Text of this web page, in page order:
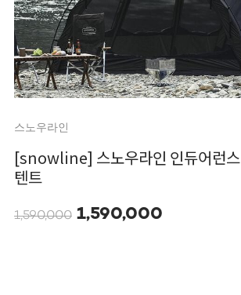
스노우라인
[snowline] 스노우라인 인듀어런스
텐트
1,590,000 1,590,000